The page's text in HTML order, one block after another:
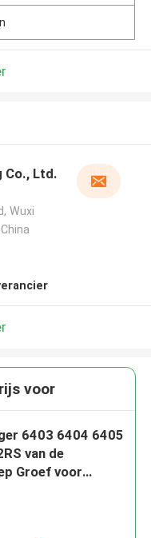
Co., Ltd.
Wuxi
voor
6403 6404 6405
van de
Groef voor